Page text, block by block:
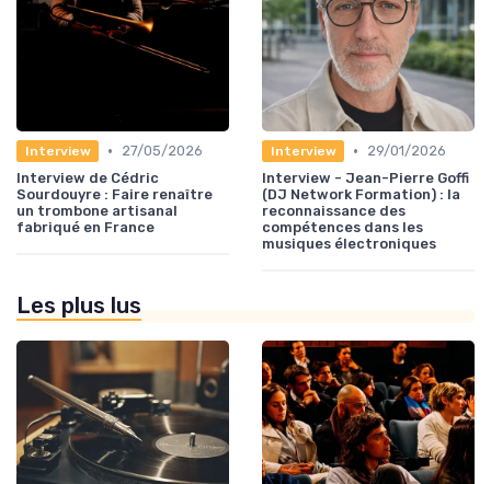
Interview •
27/05/2026
Interview de Cédric
Sourdouyre : Faire renaître
un trombone artisanal
fabriqué en France
Interview •
29/01/2026
Interview - Jean-Pierre Goffi
(DJ Network Formation) : la
reconnaissance des
compétences dans les
musiques électroniques
Les plus lus